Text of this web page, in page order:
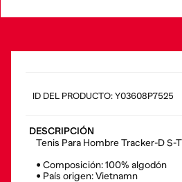
: Y03608P7525
DESCRIPCIÓN
Tenis Para Hombre Tracker-D S-
• Composición: 100% algodón
• País origen: Vietnamn